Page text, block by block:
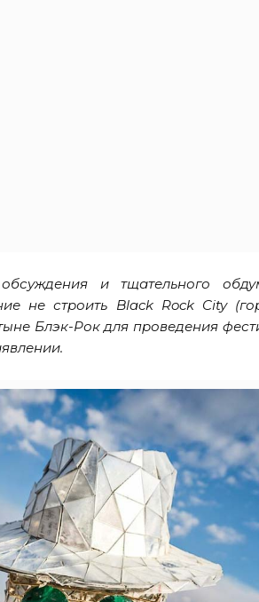
и тщательного
не строить Black Rock City
Блэк-Рок для проведения